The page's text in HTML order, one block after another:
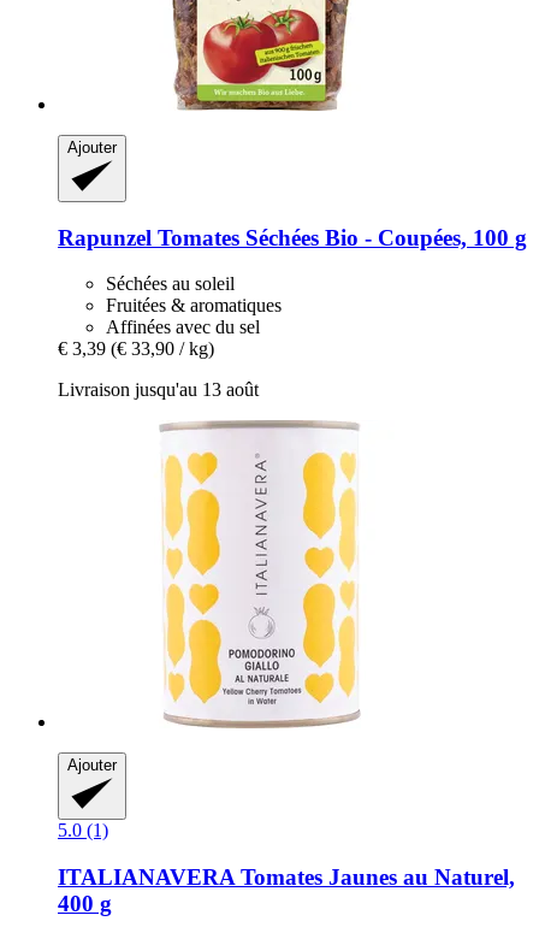
Ajouter
Rapunzel Tomates Séchées Bio -​ Coupées, 100 g
Séchées au soleil
Fruitées & aromatiques
Affinées avec du sel
€ 3,39 (€ 33,90 / kg)
Livraison jusqu'au 13 août
Ajouter
5.0 (1)
ITALIANAVERA Tomates Jaunes au Naturel,
400 g